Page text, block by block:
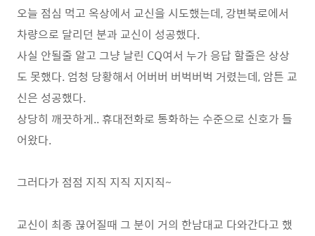
오늘 점심 먹고 옥상에서 교신을 시도했는데, 강변북로에서
차량으로 달리던 분과 교신이 성공했다.
사실 안될줄 알고 그냥 날린 CQ여서 누가 응답 할줄은 상상
도 못했다. 엄청 당황해서 어버버 버벅버벅 거렸는데, 암튼 교
신은 성공했다.
상당히 깨끗하게.. 휴대전화로 통화하는 수준으로 신호가 들
어왔다.
그러다가 점점 지직 지직 지지직~
교신이 최종 끊어질때 그 분이 거의 한남대교 다와간다고 했